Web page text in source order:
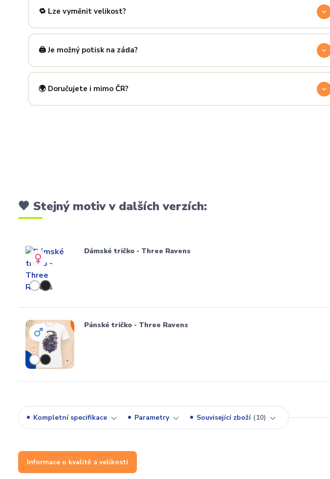
info@ilus.cza vše vyřídíme rychle a bez komplikací.
🔁 Lze vyměnit velikost?
Standardně výměnu nenabízíme, ale víme, že se to stane — proto se nebojte napsat na
info@ilus.cz. Většinou společně najdeme řešení, které vás potěší.
🖨️ Je možný potisk na záda?
Ano! Potisk zad je možný u většiny našich produktů — skvělé pro originální dárky nebo párové
kousky. Napiš nám předem na
🌍 Doručujete i mimo ČR?
🖤 Stejný motiv v dalších verzích:
Dámské tričko - Three Ravens
Pánské tričko - Three Ravens
Kompletní specifikace Parametry Související zboží 10
Informace o kvalitě a velikosti